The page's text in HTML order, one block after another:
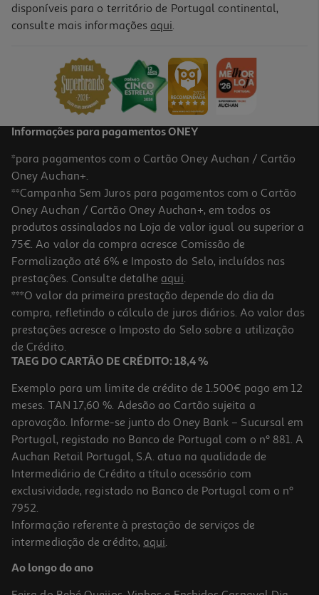
Cadeira Gaming Qilive Q.3532 Tecido Cinza
219,99 €
5.0
Rato Gaming Com Fio Qilive Q.3755 Preto
17.99 €/un
17,99 €
Tapete De Rato Gaming Qilive 864363
7.99 €/un
disponíveis para o território de Portugal continental,
consulte mais informações aqui.
Informações para pagamentos ONEY
*para pagamentos com o Cartão Oney Auchan / Cartão
Oney Auchan+.
**Campanha Sem Juros para pagamentos com o Cartão
Oney Auchan / Cartão Oney Auchan+, em todos os
produtos assinalados na Loja de valor igual ou superior a
75€. Ao valor da compra acresce Comissão de
Formalização até 6% e Imposto do Selo, incluídos nas
prestações. Consulte detalhe aqui.
***O valor da primeira prestação depende do dia da
compra, refletindo o cálculo de juros diários. Ao valor das
prestações acresce o Imposto do Selo sobre a utilização
de Crédito.
TAEG DO CARTÃO DE CRÉDITO: 18,4 %
Exemplo para um limite de crédito de 1.500€ pago em 12
meses. TAN 17,60 %. Adesão ao Cartão sujeita a
aprovação. Informe-se junto do Oney Bank – Sucursal em
Portugal, registado no Banco de Portugal com o nº 881. A
Auchan Retail Portugal, S.A. atua na qualidade de
Intermediário de Crédito a título acessório com
exclusividade, registado no Banco de Portugal com o nº
7952.
Informação referente à prestação de serviços de
intermediação de crédito, aqui.
Ao longo do ano